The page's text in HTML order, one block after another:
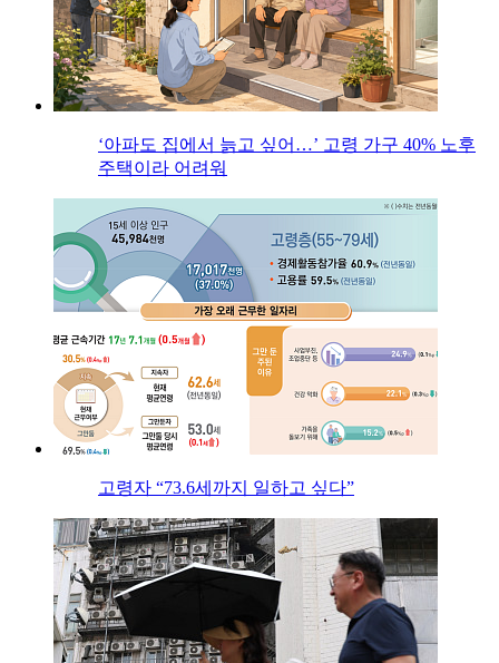
‘아파도 집에서 늙고 싶어…’ 고령 가구 40% 노후
주택이라 어려워
고령자 “73.6세까지 일하고 싶다”